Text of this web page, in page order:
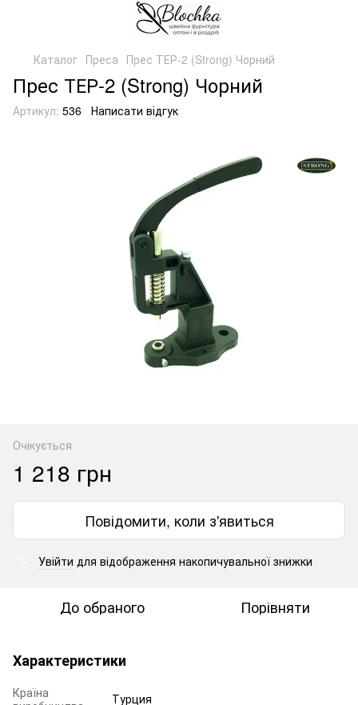
Каталог Преса Прес ТЕР-2 (Strong) Чорний
Прес ТЕР-2 (Strong) Чорний
Артикул: 536 Написати відгук
Очікується
1 218 грн
Повідомити, коли з'явиться
Увійти для відображення накопичувальної знижки
До обраного Порівняти
Характеристики
Країна
Турция